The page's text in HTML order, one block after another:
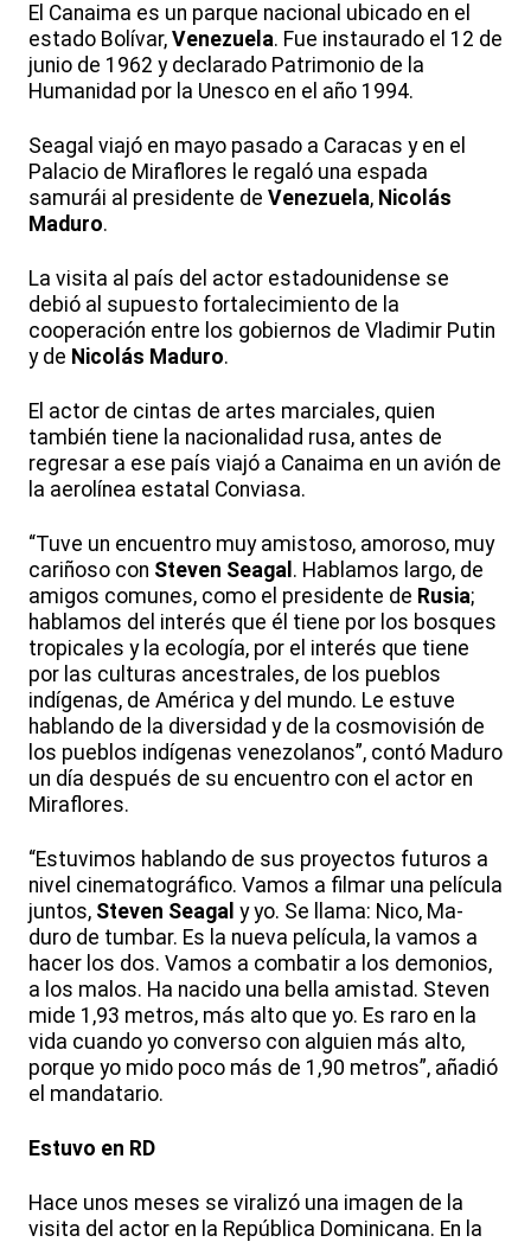
El Canaima es un parque nacional ubicado en el
estado Bolívar, Venezuela. Fue instaurado el 12 de
junio de 1962 y declarado Patrimonio de la
Humanidad por la Unesco en el año 1994.
Seagal viajó en mayo pasado a Caracas y en el
Palacio de Miraflores le regaló una espada
samurái al presidente de Venezuela, Nicolás
Maduro.
La visita al país del actor estadounidense se
debió al supuesto fortalecimiento de la
cooperación entre los gobiernos de Vladimir Putin
y de Nicolás Maduro.
El actor de cintas de artes marciales, quien
también tiene la nacionalidad rusa, antes de
regresar a ese país viajó a Canaima en un avión de
la aerolínea estatal Conviasa.
“Tuve un encuentro muy amistoso, amoroso, muy
cariñoso con Steven Seagal . Hablamos largo, de
amigos comunes, como el presidente de Rusia;
hablamos del interés que él tiene por los bosques
tropicales y la ecología, por el interés que tiene
por las culturas ancestrales, de los pueblos
indígenas, de América y del mundo. Le estuve
hablando de la diversidad y de la cosmovisión de
los pueblos indígenas venezolanos”, contó Maduro
un día después de su encuentro con el actor en
Miraflores.
“Estuvimos hablando de sus proyectos futuros a
nivel cinematográfico. Vamos a filmar una película
juntos, Steven Seagal y yo. Se llama: Nico, Ma-
duro de tumbar. Es la nueva película, la vamos a
hacer los dos. Vamos a combatir a los demonios,
a los malos. Ha nacido una bella amistad. Steven
mide 1,93 metros, más alto que yo. Es raro en la
vida cuando yo converso con alguien más alto,
porque yo mido poco más de 1,90 metros”, añadió
el mandatario.
Estuvo en RD
Hace unos meses se viralizó una imagen de la
visita del actor en la República Dominicana. En la